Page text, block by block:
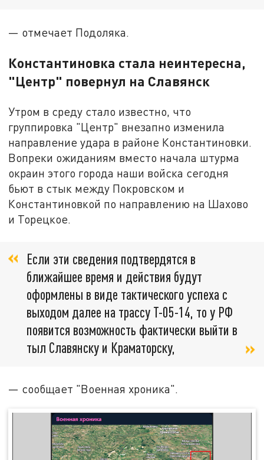
— отмечает Подоляка.
Константиновка стала неинтересна,
"Центр" повернул на Славянск
Утром в среду стало известно, что
группировка "Центр" внезапно изменила
направление удара в районе Константиновки.
Вопреки ожиданиям вместо начала штурма
окраин этого города наши войска сегодня
бьют в стык между Покровском и
Константиновкой по направлению на Шахово
и Торецкое.
Если эти сведения подтвердятся в
ближайшее время и действия будут
оформлены в виде тактического успеха с
выходом далее на трассу T-05-14, то у РФ
появится возможность фактически выйти в
тыл Славянску и Краматорску,
— сообщает "Военная хроника".